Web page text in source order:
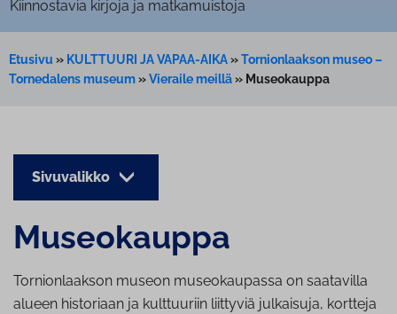
Kiinnostavia kirjoja ja matkamuistoja
Etusivu » KULTTUURI JA VAPAA-AIKA»Tornionlaakson museo –
Tornedalens museum»Vieraile meillä» Museokauppa
Sivuvalikko
Museokauppa
Tornionlaakson museon museokaupassa on saatavilla
alueen historiaan ja kulttuuriin liittyviä julkaisuja, kortteja